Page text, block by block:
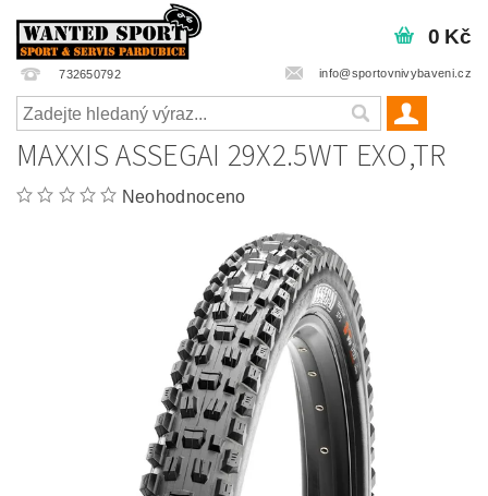
732650792 info@sportovnivybaveni.cz
0 Kč
MAXXIS ASSEGAI 29X2.5WT EXO,TR
Neohodnoceno